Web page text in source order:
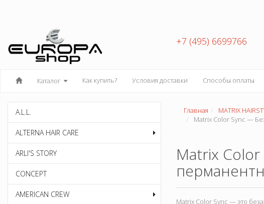
+7 (495) 6699766
Каталог Как купить? Условия доставки Способы оплаты
A.L.L.
ALTERNA HAIR CARE
ARLI'S STORY
CONCEPT
AMERICAN CREW
Главная MATRIX
Matrix Color Sync —
Matrix
Matrix Color Sync — это